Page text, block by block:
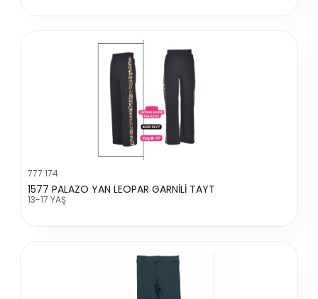
777.174
1577 PALAZO YAN LEOPAR GARNİLİ TAYT
13-17 YAŞ